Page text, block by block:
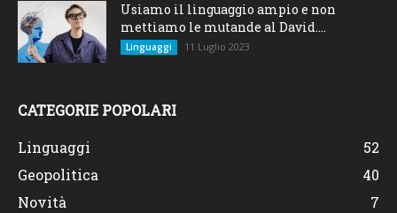
Usiamo il linguaggio ampio e non
mettiamo le mutande al David....
Linguaggi 11 Luglio 2023
CATEGORIE POPOLARI
Linguaggi
52
Geopolitica
40
Novità
7